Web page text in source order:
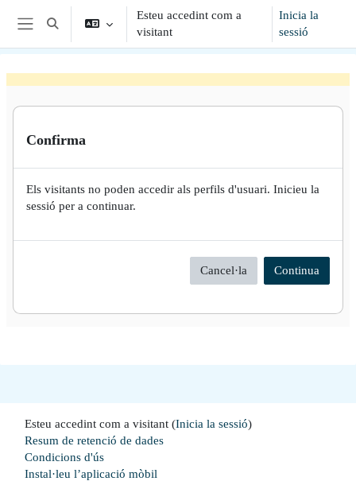
Vés al contingut principal
Panell lateral
Commuta l'entrada de la cerca
Esteu accedint com a
visitant
Inicia la
sessió
Confirma
Els visitants no poden accedir als perfils d'usuari. Inicieu la
sessió per a continuar.
Cancel·la Continua
Esteu accedint com a visitant (Inicia la sessió)
Resum de retenció de dades
Condicions d'ús
Instal·leu l’aplicació mòbil